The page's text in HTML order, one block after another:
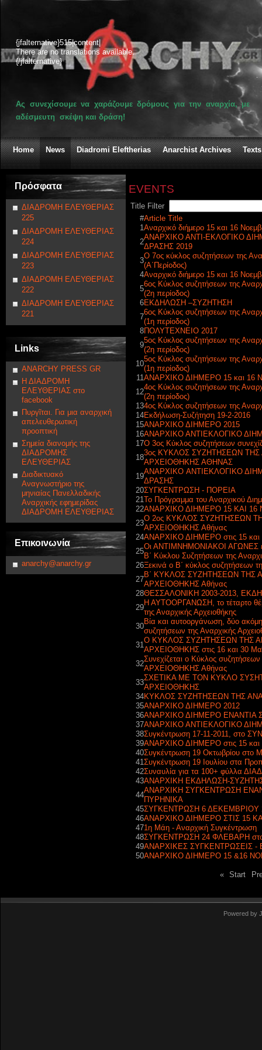
{jfalternative}515|content|
There are no translations available.
{/jfalternative}
Ας συνεχίσουμε να χαράζουμε δρόμους για την αναρχία, με
αδέσμευτη σκέψη και δράση!
Home News Diadromi Eleftherias Anarchist Archives Texts
Πρόσφατα
ΔΙΑΔΡΟΜΗ ΕΛΕΥΘΕΡΙΑΣ
225
ΔΙΑΔΡΟΜΗ ΕΛΕΥΘΕΡΙΑΣ
224
ΔΙΑΔΡΟΜΗ ΕΛΕΥΘΕΡΙΑΣ
223
ΔΙΑΔΡΟΜΗ ΕΛΕΥΘΕΡΙΑΣ
222
ΔΙΑΔΡΟΜΗ ΕΛΕΥΘΕΡΙΑΣ
221
Links
ANARCHY PRESS GR
Η ΔΙΑΔΡΟΜΗ
ΕΛΕΥΘΕΡΙΑΣ στο
facebook
Πυργῖται. Για μια αναρχική
απελευθερωτική
προοπτική
Σημεία διανομής της
ΔΙΑΔΡΟΜΗΣ
ΕΛΕΥΘΕΡΙΑΣ
Διαδικτυακό
Αναγνωστήριο της
μηνιαίας Πανελλαδικής
Αναρχικής εφημερίδας
ΔΙΑΔΡΟΜΗ ΕΛΕΥΘΕΡΙΑΣ
Επικοινωνία
anarchy@anarchy.gr
EVENTS
Title Filter
#Article Title
1Αναρχικό διήμερο 15 και 16
2
ΑΝΑΡΧΙΚΟ ΑΝΤΙ-ΕΚΛΟΓΙΚΟ
ΔΡΑΣΗΣ 2019
3
Ο 7ος κύκλος συζητήσεων της
(Α΄Περίοδος)
4Αναρχικό διήμερο 15 και 16
5
6ος Κύκλος συζητήσεων της
(2η περίοδος)
6ΕΚΔΗΛΩΣΗ –ΣΥΖΗΤΗΣΗ
7
6ος Κύκλος συζητήσεων της
(1η περίοδος)
8ΠΟΛΥΤΕΧΝΕΙΟ 2017
9
5ος Κύκλος συζητήσεων της
(2η περίοδος)
10
5ος Κύκλος συζητήσεων της
(1η περίοδος)
11ΑΝΑΡΧΙΚΟ ΔΙΗΜΕΡΟ 15 και 16
12
4ος Κύκλος συζητήσεων της
(2η περίοδος)
134ος Κύκλος συζητήσεων της
14Εκδήλωση-Συζήτηση 19-2-2016
15ΑΝΑΡΧΙΚΟ ΔΙΗΜΕΡΟ 2015
16ΑΝΑΡΧΙΚΟ ΑΝΤΙΕΚΛΟΓΙΚΟ
17Ο 3ος Κύκλος συζητήσεων
18
3ος ΚΥΚΛΟΣ ΣΥΖΗΤΗΣΕΩΝ ΤΗΣ
ΑΡΧΕΙΟΘΗΚΗΣ ΑΘΗΝΑΣ
19
ΑΝΑΡΧΙΚΟ ANTIEKΛΟΓΙΚΟ
ΔΡΑΣΗΣ
20ΣΥΓΚΕΝΤΡΩΣΗ - ΠΟΡΕΙΑ
21Το Πρόγραμμα του Αναρχικού
22ΑΝΑΡΧΙΚΟ ΔΙΗΜΕΡΟ 15 ΚΑΙ
23
Ο 2ος ΚΥΚΛΟΣ ΣΥΖΗΤΗΣΕΩΝ
ΑΡΧΕΙΟΘΗΚΗΣ Αθήνας
24ΑΝΑΡΧΙΚΟ ΔΙΗΜΕΡΟ στις 15 και
25
Οι ΑΝΤΙΜΝΗΜΟΝΙΑΚΟΙ ΑΓΩΝΕΣ
Β΄ Κύκλου Συζητήσεων της
26Ξεκινά ο Β΄ κύκλος συζητήσεων
27
Β΄ ΚΥΚΛΟΣ ΣΥΖΗΤΗΣΕΩΝ ΤΗΣ
ΑΡΧΕΙΟΘΗΚΗΣ Αθήνας
28ΘΕΣΣΑΛΟΝΙΚΗ 2003-2013,
29
Η ΑΥΤΟΟΡΓΑΝΩΣΗ, το τέταρτο
της Αναρχικής Αρχειοθήκης
30
Βία και αυτοοργάνωση, δύο
συζητήσεων της Αναρχικής
31
Ο ΚΥΚΛΟΣ ΣΥΖΗΤΗΣΕΩΝ ΤΗΣ
ΑΡΧΕΙΟΘΗΚΗΣ στις 16 και 30
32
Συνεχίζεται ο Κύκλος
ΑΡΧΕΙΟΘΗΚΗΣ Αθήνας
33
ΣΧΕΤΙΚΑ ΜΕ ΤΟΝ ΚΥΚΛΟ
ΑΡΧΕΙΟΘΗΚΗΣ
34ΚΥΚΛΟΣ ΣΥΖΗΤΗΣΕΩΝ ΤΗΣ
35ΑΝΑΡΧΙΚΟ ΔΙΗΜΕΡΟ 2012
36ΑΝΑΡΧΙΚΟ ΔΙΗΜΕΡΟ ΕΝΑΝΤΙΑ
37ΑΝΑΡΧΙΚΟ ΑΝΤΙΕΚΛΟΓΙΚΟ
38Συγκέντρωση 17-11-2011, στο
39ΑΝΑΡΧΙΚΟ ΔΙΗΜΕΡΟ στις 15
40Συγκέντρωση 19 Οκτωβρίου στο
41Συγκέντρωση 19 Ιουλίου στα
42Συναυλία για τα 100+ φύλλα
43ΑΝΑΡΧΙΚΗ ΕΚΔΗΛΩΣΗ-
44
ΑΝΑΡΧΙΚΗ ΣΥΓΚΕΝΤΡΩΣΗ
ΠΥΡΗΝΙΚΑ
45ΣΥΓΚΕΝΤΡΩΣΗ 6 ΔΕΚΕΜΒΡΙΟΥ
46ΑΝΑΡΧΙΚΟ ΔΙΗΜΕΡΟ ΣΤΙΣ 15
471η Μάη - Αναρχική Συγκέντρωση
48ΣΥΓΚΕΝΤΡΩΣΗ 24 ΦΛΕΒΑΡΗ
49ΑΝΑΡΧΙΚΕΣ ΣΥΓΚΕΝΤΡΩΣΕΙΣ -
50ΑΝΑΡΧΙΚΟ ΔΙΗΜΕΡΟ 15 &16
« Start
Powered by